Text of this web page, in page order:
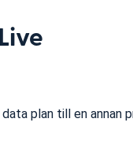
plan till en annan